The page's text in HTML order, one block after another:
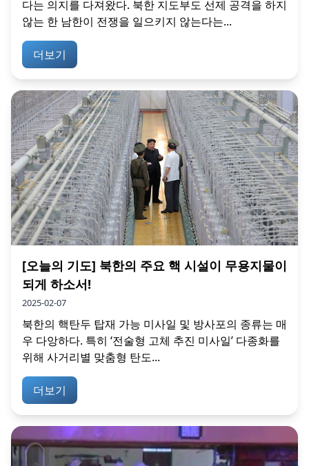
다는 의지를 다져왔다. 북한 지도부도 선제 공격을 하지
않는 한 남한이 전쟁을 일으키지 않는다는...
더보기
[오늘의 기도] 북한의 주요 핵 시설이 무용지물이
되게 하소서!
2025-02-07
북한의 핵탄두 탑재 가능 미사일 및 방사포의 종류는 매
우 다앙하다. 특히 ‘전술형 고체 추진 미사일’ 다종화를
위해 사거리별 맞춤형 탄도...
더보기